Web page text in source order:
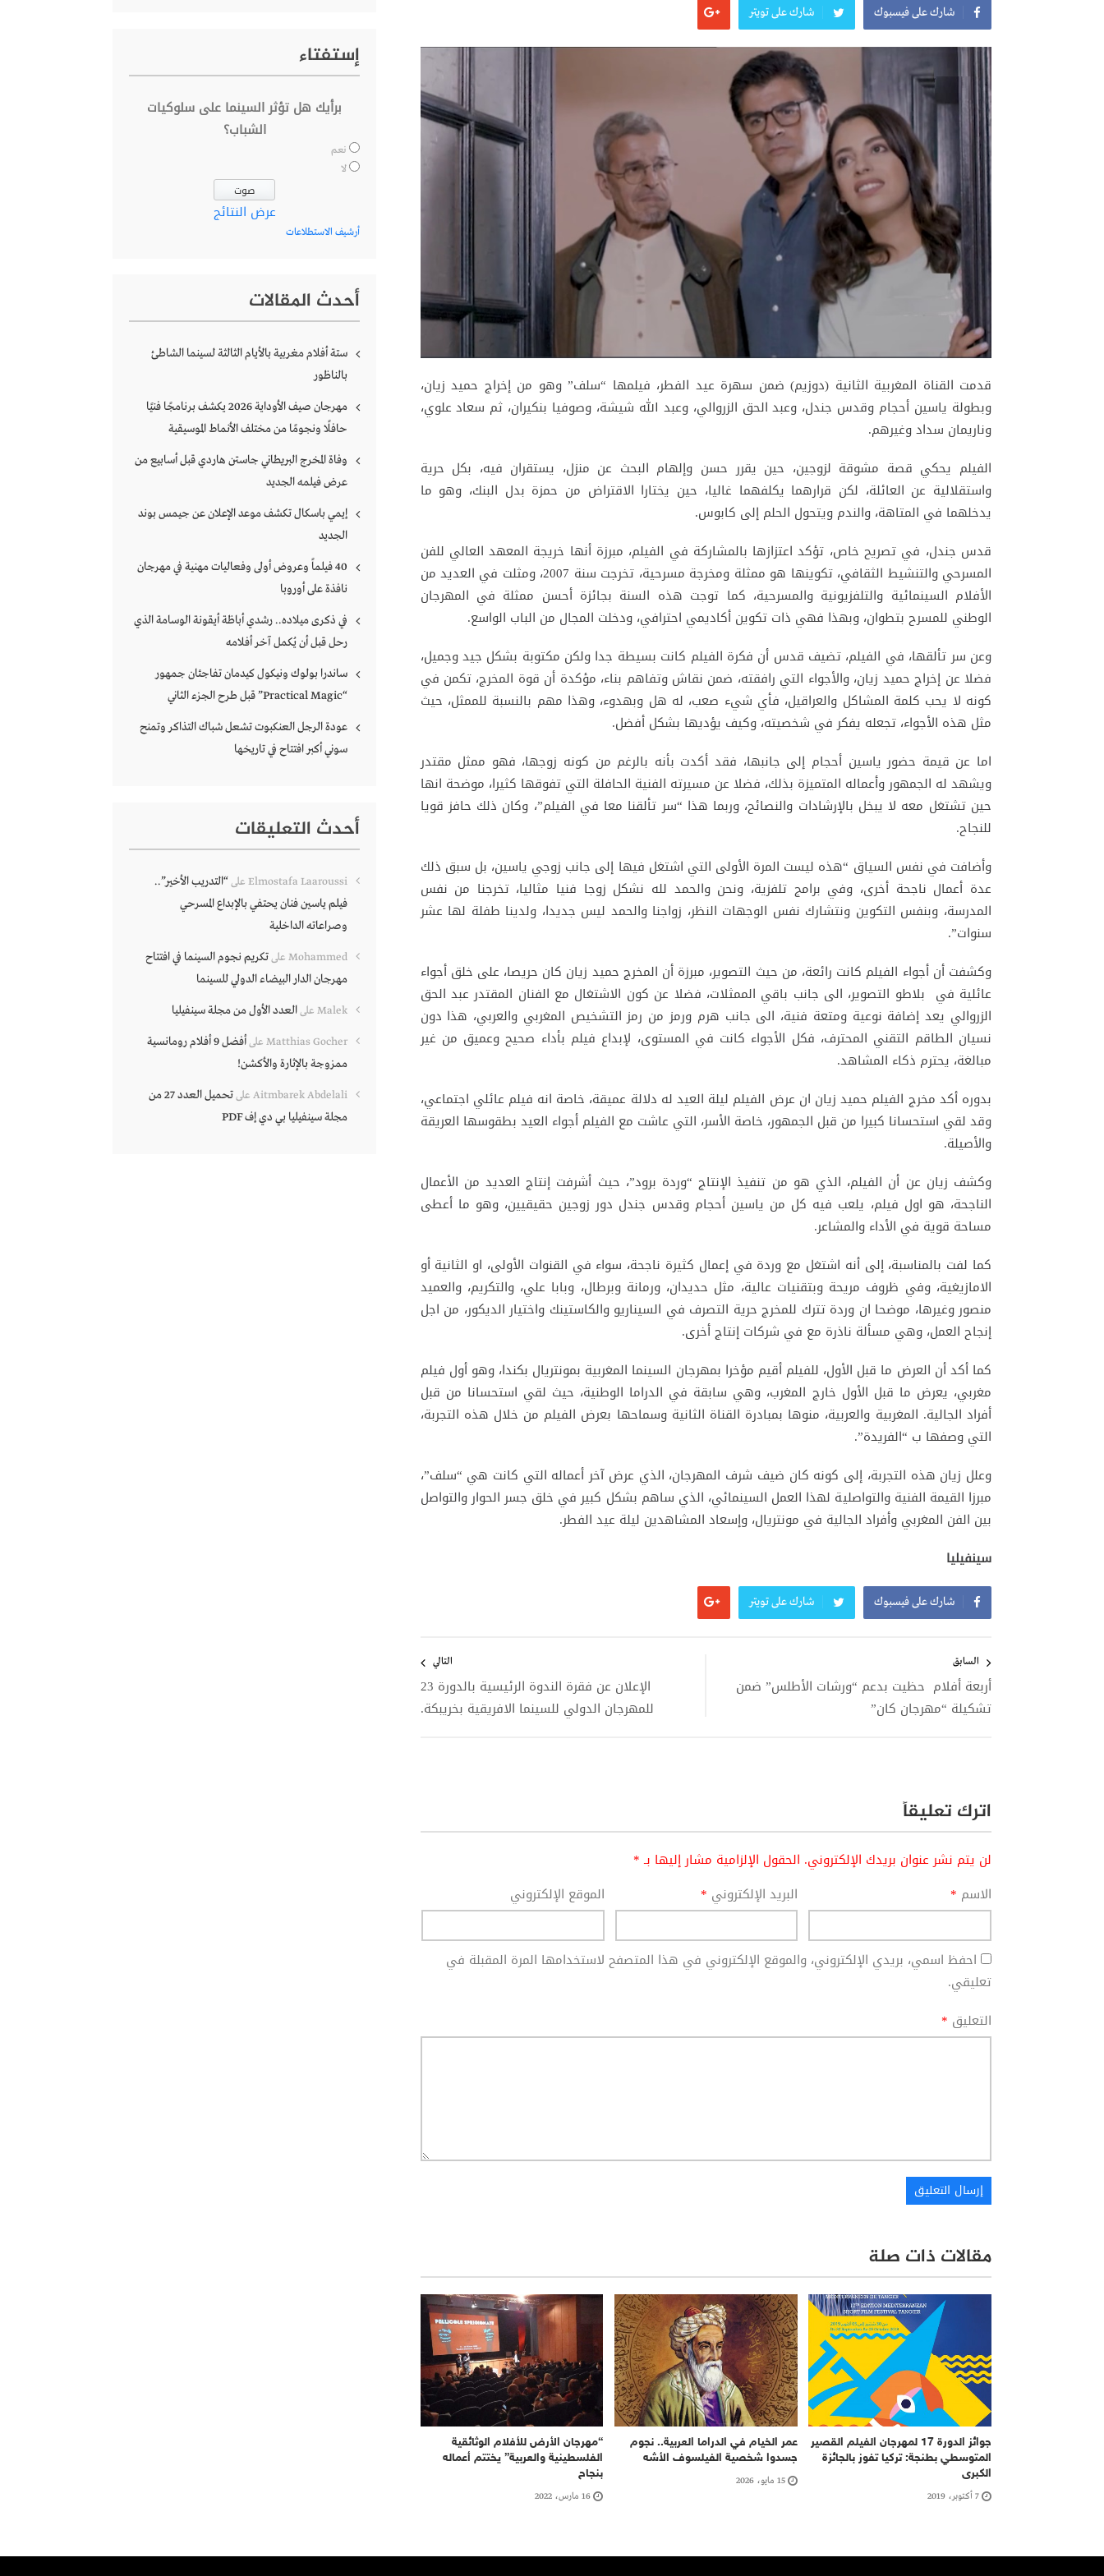
شارك على فيسبوك شارك على تويتر
قدمت القناة المغربية الثانية (دوزيم) ضمن سهرة عيد الفطر، فيلمها “سلف” وهو من إخراج حميد زيان،
وبطولة ياسين أحجام وقدس جندل، وعبد الحق الزروالي، وعبد الله شيشة، وصوفيا بنكيران، ثم سعاد علوي،
وناريمان سداد وغيرهم.
الفيلم يحكي قصة مشوقة لزوجين، حين يقرر حسن وإلهام البحث عن منزل، يستقران فيه، بكل حرية
واستقلالية عن العائلة، لكن قرارهما يكلفهما غاليا، حين يختارا الاقتراض من حمزة بدل البنك، وهو ما
يدخلهما في المتاهة، والندم ويتحول الحلم إلى كابوس.
قدس جندل، في تصريح خاص، تؤكد اعتزازها بالمشاركة في الفيلم، مبرزة أنها خريجة المعهد العالي للفن
المسرحي والتنشيط الثقافي، تكوينها هو ممثلة ومخرجة مسرحية، تخرجت سنة 2007، ومثلت في العديد من
الأفلام السينمائية والتلفزيونية والمسرحية، كما توجت هذه السنة بجائزة أحسن ممثلة في المهرجان
الوطني للمسرح بتطوان، وبهذا فهي ذات تكوين أكاديمي احترافي، ودخلت المجال من الباب الواسع.
وعن سر تألقها، في الفيلم، تضيف قدس أن فكرة الفيلم كانت بسيطة جدا ولكن مكتوبة بشكل جيد وجميل،
فضلا عن إخراج حميد زيان، والأجواء التي رافقته، ضمن نقاش وتفاهم بناء، مؤكدة أن قوة المخرج، تكمن في
كونه لا يحب كلمة المشاكل والعراقيل، فأي شيء صعب، له هل وبهدوء، وهذا مهم بالنسبة للممثل، حيث
مثل هذه الأجواء، تجعله يفكر في شخصيته، وكيف يؤديها بشكل أفضل.
اما عن قيمة حضور ياسين أحجام إلى جانبها، فقد أكدت بأنه بالرغم من كونه زوجها، فهو ممثل مقتدر
ويشهد له الجمهور وأعماله المتميزة بذلك، فضلا عن مسيرته الفنية الحافلة التي تفوقها كثيرا، موضحة انها
حين تشتغل معه لا يبخل بالإرشادات والنصائح، وربما هذا “سر تألقنا معا في الفيلم”، وكان ذلك حافز قويا
للنجاح.
وأضافت في نفس السياق “هذه ليست المرة الأولى التي اشتغل فيها إلى جانب زوجي ياسين، بل سبق ذلك
عدة أعمال ناجحة أخرى، وفي برامج تلفزية، ونحن والحمد لله نشكل زوجا فنيا مثاليا، تخرجنا من نفس
المدرسة، وبنفس التكوين ونتشارك نفس الوجهات النظر، زواجنا والحمد ليس جديدا، ولدينا طفلة لها عشر
سنوات”.
وكشفت أن أجواء الفيلم كانت رائعة، من حيث التصوير، مبرزة أن المخرج حميد زيان كان حريصا، على خلق أجواء
عائلية في بلاطو التصوير، الى جانب باقي الممثلات، فضلا عن كون الاشتغال مع الفنان المقتدر عبد الحق
الزروالي يعد إضافة نوعية ومتعة فنية، الى جانب هرم ورمز من رمز التشخيص المغربي والعربي، هذا دون
نسيان الطاقم التقني المحترف، فكل الأجواء كانت في المستوى، لإبداع فيلم بأداء صحيح وعميق من غير
مبالغة، يحترم ذكاء المشاهد.
بدوره أكد مخرج الفيلم حميد زيان ان عرض الفيلم ليلة العيد له دلالة عميقة، خاصة انه فيلم عائلي اجتماعي،
وقد لقي استحسانا كبيرا من قبل الجمهور، خاصة الأسر، التي عاشت مع الفيلم أجواء العيد بطقوسها العريقة
والأصيلة.
وكشف زيان عن أن الفيلم، الذي هو من تنفيذ الإنتاج “وردة برود”، حيث أشرفت إنتاج العديد من الأعمال
الناجحة، هو اول فيلم، يلعب فيه كل من ياسين أحجام وقدس جندل دور زوجين حقيقيين، وهو ما أعطى
مساحة قوية في الأداء والمشاعر.
كما لفت بالمناسبة، إلى أنه اشتغل مع وردة في إعمال كثيرة ناجحة، سواء في القنوات الأولى، او الثانية أو
الامازيغية، وفي ظروف مريحة وبتقنيات عالية، مثل حديدان، ورمانة وبرطال، وبابا علي، والتكريم، والعميد
منصور وغيرها، موضحا ان وردة تترك للمخرج حرية التصرف في السيناريو والكاستينك واختيار الديكور، من اجل
إنجاح العمل، وهي مسألة ناذرة مع في شركات إنتاج أخرى.
كما أكد أن العرض ما قبل الأول، للفيلم أقيم مؤخرا بمهرجان السينما المغربية بمونتريال بكندا، وهو أول فيلم
مغربي، يعرض ما قبل الأول خارج المغرب، وهي سابقة في الدراما الوطنية، حيث لقي استحسانا من قبل
أفراد الجالية. المغربية والعربية، منوها بمبادرة القناة الثانية وسماحها بعرض الفيلم من خلال هذه التجربة،
التي وصفها ب “الفريدة”.
وعلل زيان هذه التجربة، إلى كونه كان ضيف شرف المهرجان، الذي عرض آخر أعماله التي كانت هي “سلف”،
مبرزا القيمة الفنية والتواصلية لهذا العمل السينمائي، الذي ساهم بشكل كبير في خلق جسر الحوار والتواصل
بين الفن المغربي وأفراد الجالية في مونتريال، وإسعاد المشاهدين ليلة عيد الفطر.
سينفيليا
شارك على فيسبوك شارك على تويتر
المقالات
السابق
أربعة أفلام حظيت بدعم “ورشات الأطلس” ضمن
تشكيلة “مهرجان كان”
التالي
الإعلان عن فقرة الندوة الرئيسية بالدورة 23
للمهرجان الدولي للسينما الافريقية بخريبكة.
اترك تعليقاً
لن يتم نشر عنوان بريدك الإلكتروني. الحقول الإلزامية مشار إليها بـ*
الاسم * البريد الإلكتروني * الموقع الإلكتروني
احفظ اسمي، بريدي الإلكتروني، والموقع الإلكتروني في هذا المتصفح لاستخدامها المرة المقبلة في
تعليقي.
التعليق *
مقالات ذات صلة
جوائز الدورة 17 لمهرجان الفيلم القصير
المتوسطي بطنجة: تركيا تفوز بالجائزة
الكبرى
7 أكتوبر، 2019
عمر الخيام في الدراما العربية.. نجوم
جسدوا شخصية الفيلسوف الأشه
15 مايو، 2026
“مهرجان الأرض للأفلام الوثائقية
الفلسطينية والعربية” يختتم أعماله
بنجاح
16 مارس، 2022
إستفتاء
برأيك هل تؤثر السينما على سلوكيات
الشباب؟
نعم
لا
عرض النتائج
أرشيف الاستطلاعات
أحدث المقالات
ستة أفلام مغربية بالأيام الثالثة لسينما الشاطئ
بالناظور
مهرجان صيف الأوداية 2026 يكشف برنامجًا فنيًا
حافلًا ونجومًا من مختلف الأنماط الموسيقية
وفاة المخرج البريطاني جاستن هاردي قبل أسابيع من
عرض فيلمه الجديد
إيمي باسكال تكشف موعد الإعلان عن جيمس بوند
الجديد
40 فيلماً وعروض أولى وفعاليات مهنية في مهرجان
نافذة على أوروبا
في ذكرى ميلاده.. رشدي أباظة أيقونة الوسامة الذي
رحل قبل أن يُكمل آخر أفلامه
ساندرا بولوك ونيكول كيدمان تفاجئان جمهور
“Practical Magic” قبل طرح الجزء الثاني
عودة الرجل العنكبوت تشعل شباك التذاكر وتمنح
سوني أكبر افتتاح في تاريخها
أحدث التعليقات
Elmostafa Laaroussi على“التدريب الأخير”..
فيلم ياسين فنان يحتفي بالإبداع المسرحي
وصراعاته الداخلية
Mohammed علىتكريم نجوم السينما في افتتاح
مهرجان الدار البيضاء الدولي للسينما
Malek علىالعدد الأول من مجلة سينفيليا
Matthias Gocher على
أفضل 9 أفلام رومانسية
ممزوجة بالإثارة والأكشن!
Aitmbarek Abdelali على
تحميل العدد 27 من
مجلة سينفيليا بي دي إف PDF